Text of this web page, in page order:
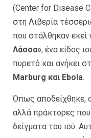
(Center for Disease
στη Λιβερία
που στάλθηκαν εκεί
Λάσσα», ένα είδος
πυρετό και ανήκει
Marburg και Ebola.
Όπως αποδείχθηκε,
αλλά πράκτορες
δείγματα του ιού.